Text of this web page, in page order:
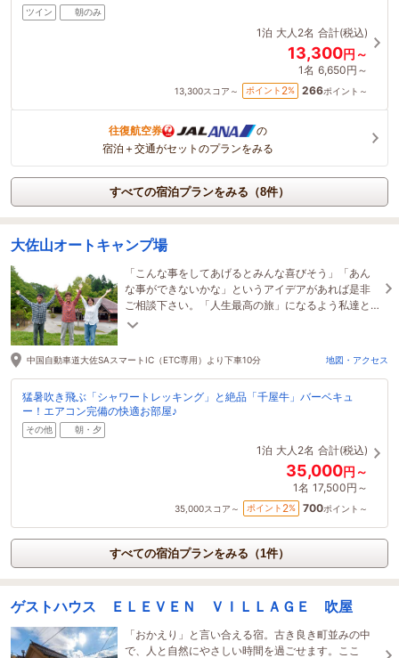
ツイン 朝のみ
1泊 大人2名 合計(税込)
13,300円～
1名 6,650円～
13,300スコア～ ポイント 2% 266ポイント～
往復航空券
の
宿泊＋交通がセットのプランをみる
すべての宿泊プランをみる（8件）
大佐山オートキャンプ場
「こんな事をしてあげるとみんな喜びそう」「あん
な事ができないかな」というアイデアがあれば是非
ご相談下さい。「人生最高の旅」になるよう私達と
一緒に楽しく企画しましょう(^^)！
中国自動車道大佐SAスマートIC（ETC専用）より下車10分 地図・アクセス
猛暑吹き飛ぶ「シャワートレッキング」と絶品「千屋牛」バーベキュ
ー！エアコン完備の快適お部屋♪
その他 朝・夕
1泊 大人2名 合計(税込)
35,000円～
1名 17,500円～
35,000スコア～ ポイント 2% 700ポイント～
すべての宿泊プランをみる（1件）
ゲストハウス ＥＬＥＶＥＮ ＶＩＬＬＡＧＥ 吹屋
「おかえり」と言い合える宿。古き良き町並みの中
で、人と自然にやさしい時間を過ごせます。ここ